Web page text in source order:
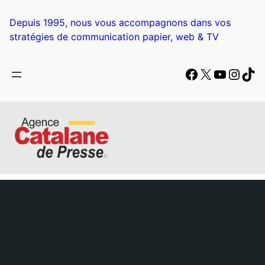
contenu
Depuis 1995, nous vous accompagnons dans vos
stratégies de communication papier, web & TV
Facebook
X